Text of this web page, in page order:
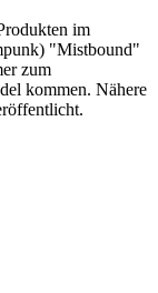
im
"Mistbound"
zum
kommen. Nähere